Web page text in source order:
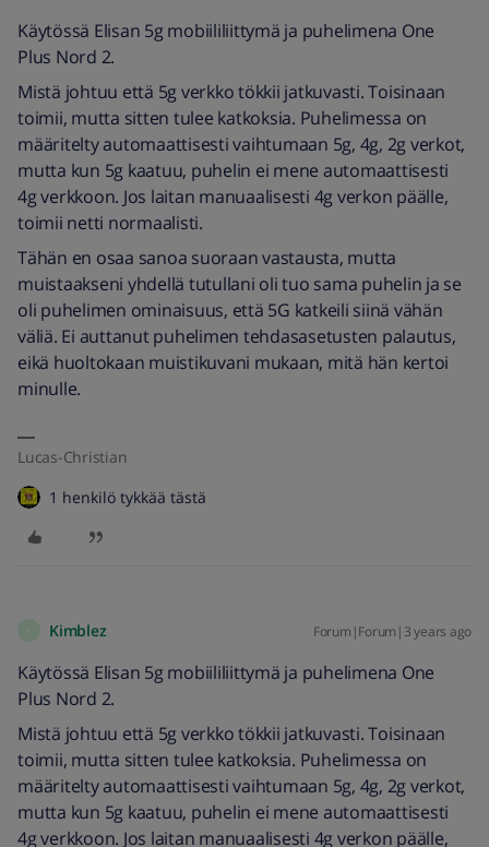
Käytössä Elisan 5g mobiililiittymä ja puhelimena One
Plus Nord 2.
Mistä johtuu että 5g verkko tökkii jatkuvasti. Toisinaan
toimii, mutta sitten tulee katkoksia. Puhelimessa on
määritelty automaattisesti vaihtumaan 5g, 4g, 2g verkot,
mutta kun 5g kaatuu, puhelin ei mene automaattisesti
4g verkkoon. Jos laitan manuaalisesti 4g verkon päälle,
toimii netti normaalisti.
Tähän en osaa sanoa suoraan vastausta, mutta
muistaakseni yhdellä tutullani oli tuo sama puhelin ja se
oli puhelimen ominaisuus, että 5G katkeili siinä vähän
väliä. Ei auttanut puhelimen tehdasasetusten palautus,
eikä huoltokaan muistikuvani mukaan, mitä hän kertoi
minulle.
Lucas-Christian
1 henkilö tykkää tästä
Kimblez Forum|Forum|3 years ago
Käytössä Elisan 5g mobiililiittymä ja puhelimena One
Plus Nord 2.
Mistä johtuu että 5g verkko tökkii jatkuvasti. Toisinaan
toimii, mutta sitten tulee katkoksia. Puhelimessa on
määritelty automaattisesti vaihtumaan 5g, 4g, 2g verkot,
mutta kun 5g kaatuu, puhelin ei mene automaattisesti
4g verkkoon. Jos laitan manuaalisesti 4g verkon päälle,